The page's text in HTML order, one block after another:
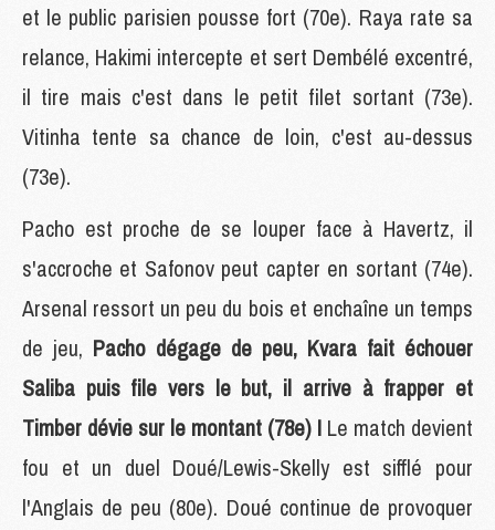
et le public parisien pousse fort (70e). Raya rate sa
relance, Hakimi intercepte et sert Dembélé excentré,
il tire mais c'est dans le petit filet sortant (73e).
Vitinha tente sa chance de loin, c'est au-dessus
(73e).
Pacho est proche de se louper face à Havertz, il
s'accroche et Safonov peut capter en sortant (74e).
Arsenal ressort un peu du bois et enchaîne un temps
de jeu, Pacho dégage de peu, Kvara fait échouer
Saliba puis file vers le but, il arrive à frapper et
Timber dévie sur le montant (78e) ! Le match devient
fou et un duel Doué/Lewis-Skelly est sifflé pour
l'Anglais de peu (80e). Doué continue de provoquer